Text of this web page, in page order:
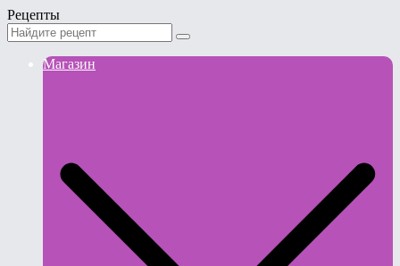
Рецепты
Магазин